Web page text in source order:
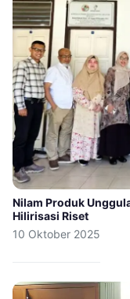
Nilam Produk
Hilirisasi Riset
10 Oktober 2025